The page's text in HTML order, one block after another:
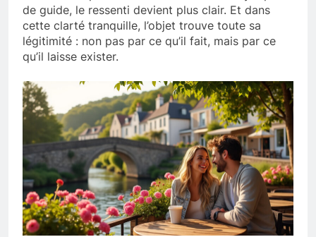
de guide, le ressenti devient plus clair. Et dans
cette clarté tranquille, l’objet trouve toute sa
légitimité : non pas par ce qu’il fait, mais par ce
qu’il laisse exister.